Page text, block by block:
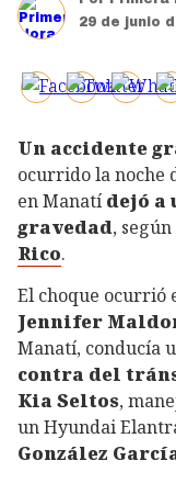
29 de junio
Un accidente
ocurrido la noche
en Manatí dejó a
gravedad,
Rico.
El choque ocurrió
Jennifer
Manatí, conducía
contra del
Kia Seltos,
un Hyundai
González